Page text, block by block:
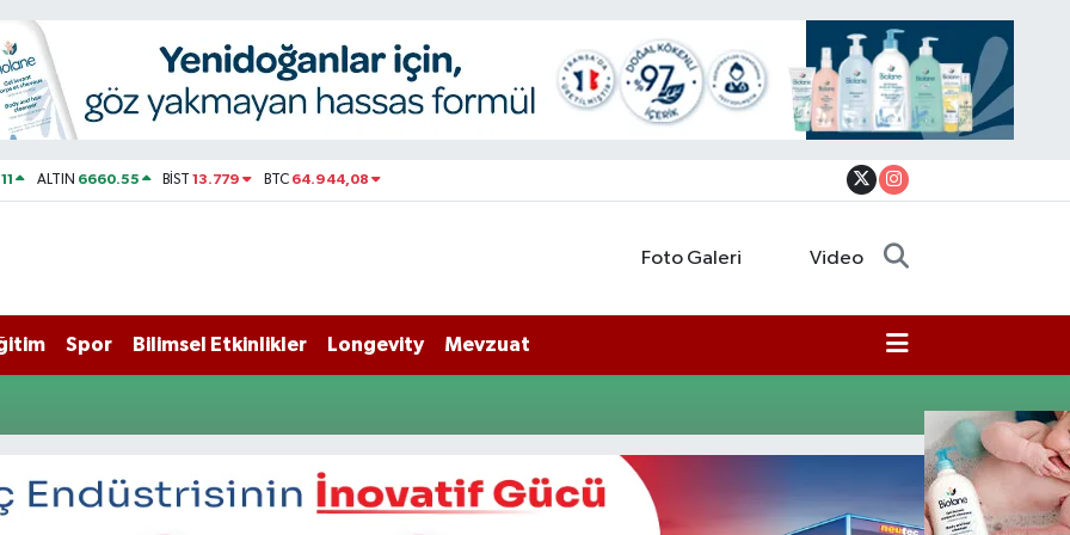
ALTIN 6660.55 BİST13.779 BTC 64.944,08
Foto Galeri Video
Spor Bilimsel Etkinlikler Longevity Mevzuat